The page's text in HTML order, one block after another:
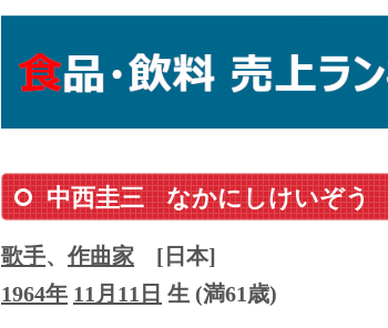
中西圭三 なかにしけいぞう
歌手、 作曲家
[日本]
1964年 11月11日 生 (満61歳)